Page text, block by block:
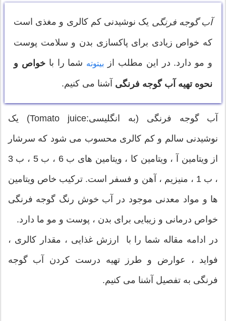
آب گوجه فرنگی یک نوشیدنی کم کالری و مغذی است
که خواص زیادی برای پاکسازی بدن و سلامت پوست
و مو دارد. در این مطلب از
بیتوته شما را باخواص و
نحوه تهیه آب گوجه فرنگی آشنا می کنیم.
آب گوجه فرنگی (به انگلیسی:Tomato juice) یک
نوشیدنی سالم و کم کالری محسوب می شود که سرشار
از ویتامین آ ، ویتامین کا ، ویتامین های ب 6 ، ب 5 ، ب 3
، ب 1 ، منیزیم ، آهن و فسفر است. ترکیب خاص ویتامین
ها و مواد معدنی موجود در آب خوش رنگ گوجه فرنگی
خواص درمانی و زیبایی برای بدن ، پوست و مو ما دارد.
در ادامه مقاله شما را با ارزش غذایی ، مقدار کالری ،
فواید ، عوارض و طرز تهیه درست کردن آب گوجه
فرنگی به تفصیل آشنا می کنیم.